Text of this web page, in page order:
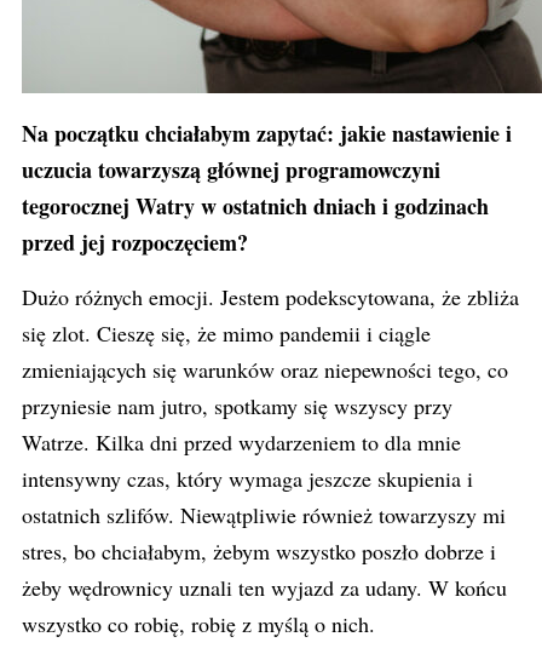
Na początku chciałabym zapytać: jakie nastawienie i
uczucia towarzyszą głównej programowczyni
tegorocznej Watry w ostatnich dniach i godzinach
przed jej rozpoczęciem?
Dużo różnych emocji. Jestem podekscytowana, że zbliża
się zlot. Cieszę się, że mimo pandemii i ciągle
zmieniających się warunków oraz niepewności tego, co
przyniesie nam jutro, spotkamy się wszyscy przy
Watrze. Kilka dni przed wydarzeniem to dla mnie
intensywny czas, który wymaga jeszcze skupienia i
ostatnich szlifów. Niewątpliwie również towarzyszy mi
stres, bo chciałabym, żebym wszystko poszło dobrze i
żeby wędrownicy uznali ten wyjazd za udany. W końcu
wszystko co robię, robię z myślą o nich.